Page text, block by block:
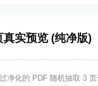
真实预览 (纯净版)
净化的 PDF 随机抽取 3 页